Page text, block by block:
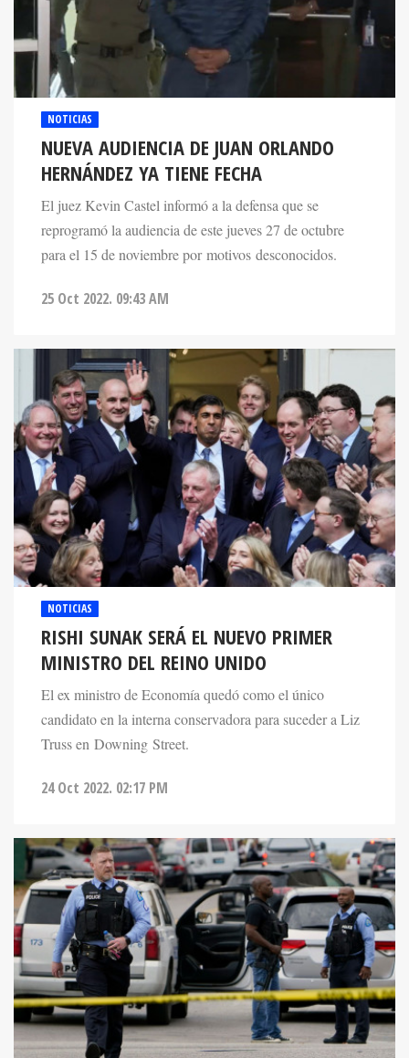
NOTICIAS
NUEVA AUDIENCIA DE JUAN ORLANDO
HERNÁNDEZ YA TIENE FECHA
El juez Kevin Castel informó a la defensa que se
reprogramó la audiencia de este jueves 27 de octubre
para el 15 de noviembre por motivos desconocidos.
25 Oct 2022. 09:43 AM
NOTICIAS
RISHI SUNAK SERÁ EL NUEVO PRIMER
MINISTRO DEL REINO UNIDO
El ex ministro de Economía quedó como el único
candidato en la interna conservadora para suceder a Liz
Truss en Downing Street.
24 Oct 2022. 02:17 PM